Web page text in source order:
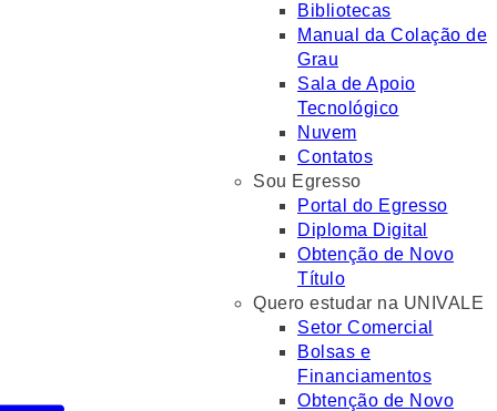
Bibliotecas
Manual da Colação de
Grau
Sala de Apoio
Tecnológico
Nuvem
Contatos
Sou Egresso
Portal do Egresso
Diploma Digital
Obtenção de Novo
Título
Quero estudar na UNIVALE
Setor Comercial
Bolsas e
Financiamentos
Obtenção de Novo